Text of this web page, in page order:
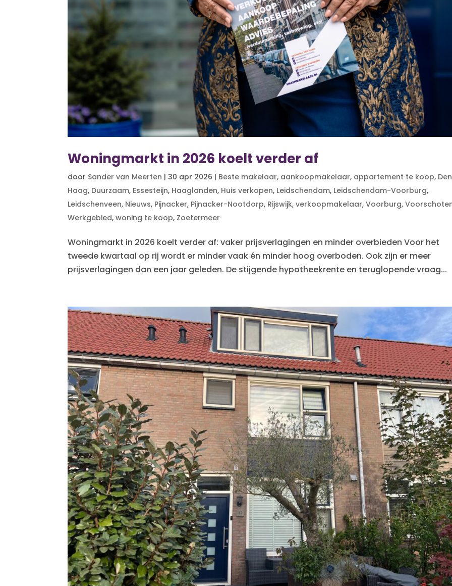
Woningmarkt in 2026 koelt verder af
door Sander van Meerten |30 apr 2026 | Beste makelaar, aankoopmakelaar, appartement te koop, Den
Haag, Duurzaam, Essesteijn, Haaglanden, Huis verkopen, Leidschendam, Leidschendam-Voorburg,
Leidschenveen, Nieuws, Pijnacker, Pijnacker-Nootdorp, Rijswijk,verkoopmakelaar,Voorburg,
Werkgebied,woning te koop, Zoetermeer
Woningmarkt in 2026 koelt verder af: vaker prijsverlagingen en minder overbieden Voor het
tweede kwartaal op rij wordt er minder vaak én minder hoog overboden. Ook zijn er meer
prijsverlagingen dan een jaar geleden. De stijgende hypotheekrente en teruglopende vraag...